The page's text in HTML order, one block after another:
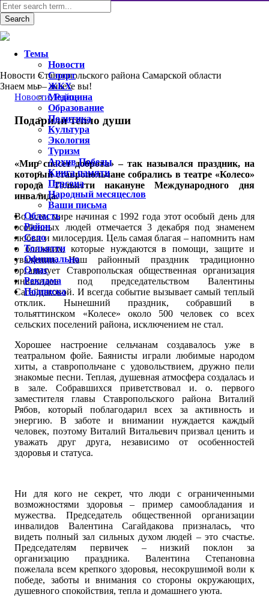
Новости Ставропольского района Самарской области
Знаем мы – знаете вы!
Новости,Район
Подарили тепло души
«Мир спасет доброта» – так назывался праздник, на
который ставропольчане собрались в театре «Колесо»
города Тольятти накануне Международного дня
инвалида.
Во всем мире начиная с 1992 года этот особый день для
особенных людей отмечается 3 декабря под знаменем
любви и милосердия. Цель самая благая – напомнить нам
о ближних, которые нуждаются в помощи, защите и
уважении. Наш районный праздник традиционно
организует Ставропольская общественная организация
инвалидов под председательством Валентины
Сагайдаковой. И всегда событие вызывает самый теплый
отклик. Нынешний праздник, собравший в
тольяттинском «Колесе» около 500 человек со всех
сельских поселений района, исключением не стал.
Хорошее настроение сельчанам создавалось уже в
театральном фойе. Баянисты играли любимые народом
хиты, а ставропольчане с удовольствием, дружно пели
знакомые песни. Теплая, душевная атмосфера создалась и
в зале. Собравшихся приветствовал и. о. первого
заместителя главы Ставропольского района Виталий
Рябов, который поблагодарил всех за активность и
энергию. В заботе и внимании нуждается каждый
человек, поэтому Виталий Витальевич призвал ценить и
уважать друг друга, независимо от особенностей
здоровья и статуса.
Ни для кого не секрет, что люди с ограниченными
возможностями здоровья – пример самообладания и
мужества. Председатель общественной организации
инвалидов Валентина Сагайдакова призналась, что
видеть полный зал сильных духом людей – это счастье.
Председателям первичек – низкий поклон за
организацию праздника. Валентина Степановна
пожелала всем крепкого здоровья, несокрушимой воли к
победе, заботы и внимания со стороны окружающих,
душевного спокойствия, тепла и домашнего уюта.
Темы
Новости
Спорт
ЖКХ
Медицина
Образование
Политика
Культура
Экология
Туризм
Архив Победы
Книга памяти
Персона
Народный месяцеслов
Ваши письма
Область
Район
Село
Тольятти
Официально
О нас
Реклама
Подписка